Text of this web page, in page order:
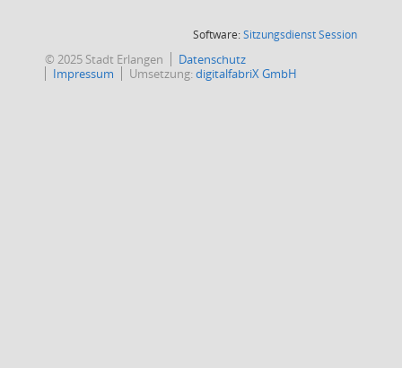
Software:SitzungsdienstSession(Wird in
© 2025 Stadt Erlangen
Datenschutz
Impressum
Umsetzung:digitalfabriX GmbH